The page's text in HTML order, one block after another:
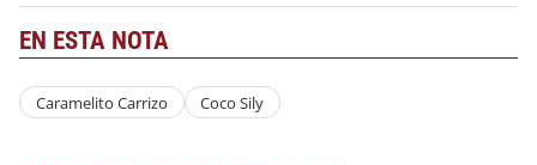
EN ESTA NOTA
Caramelito Carrizo Coco Sily